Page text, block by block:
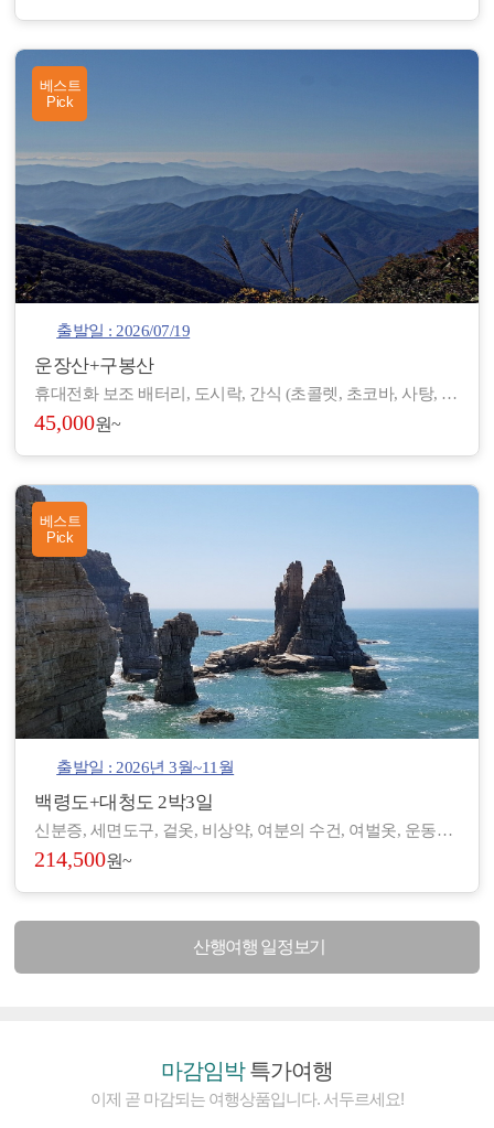
베스트
Pick
출발일 : 2026/07/19
운장산+구봉산
휴대전화 보조 배터리, 도시락, 간식 (초콜렛, 초코바, 사탕, 온수), 아이젠, 스틱, 랜턴, 장갑, 방한 재킷, 방한모, 무릎 보호대, 우의, 개인장비, 여벌 옷, 개인 상비약 등
45,000원~
베스트
Pick
출발일 : 2026년 3월~11월
백령도+대청도 2박3일
신분증, 세면도구, 겉옷, 비상약, 여분의 수건, 여벌옷, 운동화, 간편한 복장 등 - 도서/산간 지역으로 숙박 및 편의시설이 열악하여, 세면도구, 헤어드라이기 등이 제공되지 않습니다. (숙소에 따라 헤어드라이기가 비치된 곳도 있습니다.) - 아침/저녁으로 기온차가 있기 때문에 걸칠만한 겉옷을 준비해 주시기 바랍니다. - 장기적으로 복용하고 계신 약이 있으시면, 여유 있게 준비하시기 바랍니다. - 숙소 별로 수건은 하루에 1장씩 제공되나, 여분으로 하나씩 더 챙겨 오시면 좋습니다.
214,500원~
산행여행 일정보기
마감임박특가여행
이제 곧 마감되는 여행상품입니다. 서두르세요!